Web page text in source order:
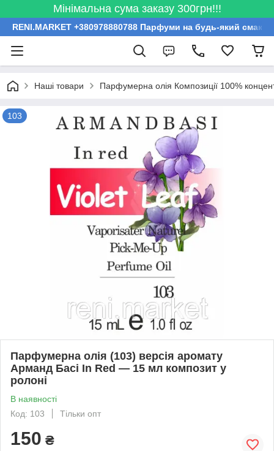
Мінімальна сума заказу 300грн!!!
RENI.MARKET +380978880788 Парфуми на будь-який смак
Наші товари Парфумерна олія Композиції 100%
103
Парфумерна олія (103) версія аромату
Арманд Басі In Red — 15 мл композит у
ролоні
В наявності
Код: 103
Тільки опт
150 ₴